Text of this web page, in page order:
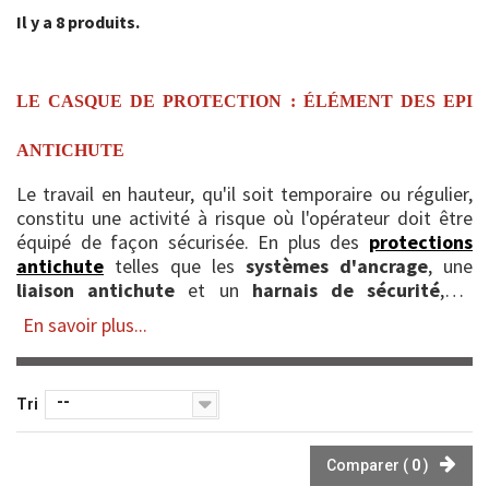
Il y a 8 produits.
LE CASQUE DE PROTECTION : ÉLÉMENT DES EPI
ANTICHUTE
Le travail en hauteur, qu'il soit temporaire ou régulier,
constitu une activité à risque où l'opérateur doit être
équipé de façon sécurisée. En plus des protections
antichute telles que les systèmes d'ancrage, une
liaison antichute et un harnais de sécurité, le
casque de protection
En savoir plus...
Tri --
Comparer ( 0)